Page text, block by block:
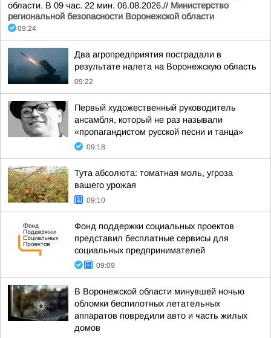
области. В 09 час. 22 мин. 06.08.2026.// Министерство
региональной безопасности Воронежской области
09:24
Два агропредприятия пострадали в
результате налета на Воронежскую область
09:22
Первый художественный руководитель
ансамбля, который не раз называли
«пропагандистом русской песни и танца»
09:18
Тута абсолюта: томатная моль, угроза
вашего урожая
09:10
Фонд поддержки социальных проектов
представил бесплатные сервисы для
социальных предпринимателей
09:09
В Воронежской области минувшей ночью
обломки беспилотных летательных
аппаратов повредили авто и часть жилых
домов